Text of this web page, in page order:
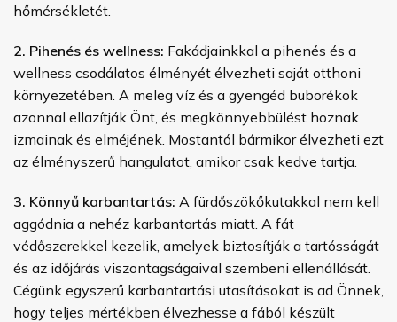
hőmérsékletét.
2. Pihenés és wellness: Fakádjainkkal a pihenés és a
wellness csodálatos élményét élvezheti saját otthoni
környezetében. A meleg víz és a gyengéd buborékok
azonnal ellazítják Önt, és megkönnyebbülést hoznak
izmainak és elméjének. Mostantól bármikor élvezheti ezt
az élményszerű hangulatot, amikor csak kedve tartja.
3. Könnyű karbantartás: A fürdőszökőkutakkal nem kell
aggódnia a nehéz karbantartás miatt. A fát
védőszerekkel kezelik, amelyek biztosítják a tartósságát
és az időjárás viszontagságaival szembeni ellenállását.
Cégünk egyszerű karbantartási utasításokat is ad Önnek,
hogy teljes mértékben élvezhesse a fából készült